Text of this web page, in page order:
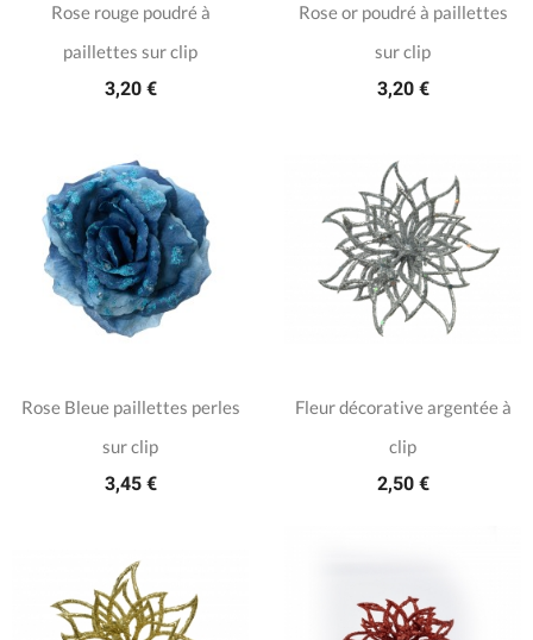
Rose rouge poudré à
paillettes sur clip
3,20 €
Rose or poudré à paillettes
sur clip
3,20 €
Rose Bleue paillettes perles
sur clip
3,45 €
Fleur décorative argentée à
clip
2,50 €